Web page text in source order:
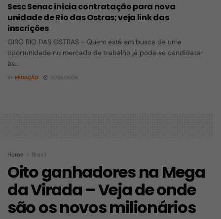
Sesc Senac inicia contratação para nova
unidade de Rio das Ostras; veja link das
inscrições
GIRO RIO DAS OSTRAS - Quem está em busca de uma
oportunidade no mercado de trabalho já pode se candidatar
às...
BY REDAÇÃO 01/08/2026
Home Brasil
Oito ganhadores na Mega
da Virada – Veja de onde
são os novos milionários